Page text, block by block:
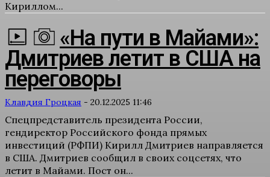
Кириллом...
«На пути в Майами»:
Дмитриев летит в США на
переговоры
Клавдия Гроцкая - 20.12.2025 11:46
Спецпредставитель президента России,
гендиректор Российского фонда прямых
инвестиций (РФПИ) Кирилл Дмитриев направляется
в США. Дмитриев сообщил в своих соцсетях, что
летит в Майами. Пост он...